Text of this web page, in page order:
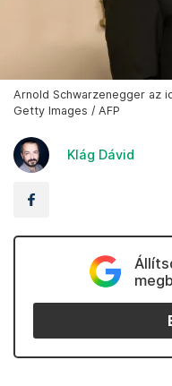
Arnold Schwarzenegger az
Getty Images / AFP
Klág Dávid